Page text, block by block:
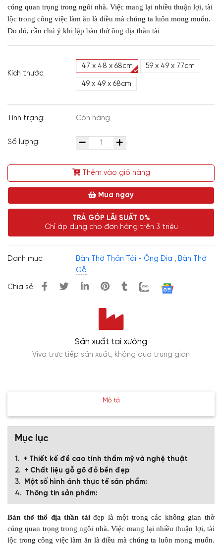
cúng quan trọng trong ngôi nhà. Việc mang lại nhiều thuận lợi, tài
lộc trong công việc làm ăn là điều mà chúng ta luôn mong muốn.
Do đó, cần chú ý khi lập bàn thờ ông địa thần tài
Kích thước:
47 x 48 x 68cm 59 x 49 x 77cm
49 x 49 x 68cm
Tình trạng: Còn hàng
Số lượng:
Thêm vào giỏ hàng
Mua ngay
TRẢ GÓP LÃI SUẤT 0%
Chỉ áp dụng cho đơn hàng trên 3 triệu
Danh mục: Bàn Thờ Thần Tài - Ông Địa , Bàn Thờ
Gỗ
Chia sẻ:
Sản xuất tại xưởng
Viva trực tiếp sản xuất, không qua trung gian
Mô tả
Mục lục
+ Thiết kế đề cao tính thẩm mỹ và nghệ thuật
+ Chất liệu gỗ gõ đỏ bền đẹp
Một số hình ảnh thực tế sản phẩm:
Thông tin sản phẩm:
Bàn thờ thổ địa thần tàiđẹp là một trong các không gian thờ
cúng quan trọng trong ngôi nhà. Việc mang lại nhiều thuận lợi, tài
lộc trong công việc làm ăn là điều mà chúng ta luôn mong muốn.